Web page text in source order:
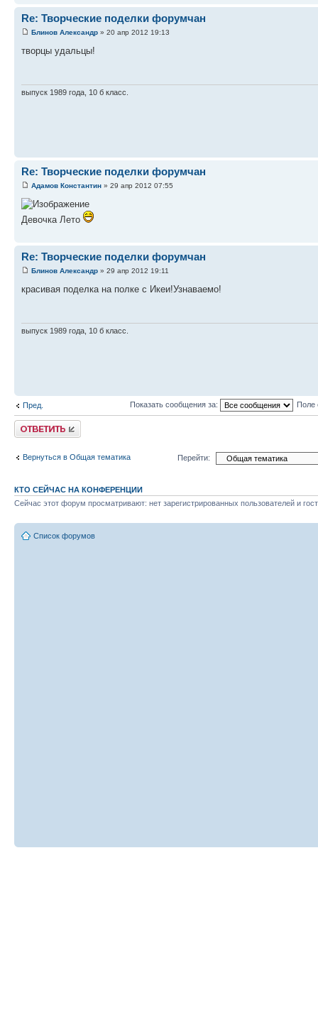
Re: Творческие поделки форумчан
Блинов Александр » 20 апр 2012 19:13
творцы удальцы!
выпуск 1989 года, 10 б класс.
Re: Творческие поделки форумчан
Адамов Константин » 29 апр 2012 07:55
Девочка Лето
Re: Творческие поделки форумчан
Блинов Александр » 29 апр 2012 19:11
красивая поделка на полке с Икеи!Узнаваемо!
выпуск 1989 года, 10 б класс.
Пред. Показать сообщения за: Поле
Ответить
Вернуться в Общая тематика Перейти:
КТО СЕЙЧАС НА КОНФЕРЕНЦИИ
Сейчас этот форум просматривают: нет зарегистрированных пользователей и
Список форумов